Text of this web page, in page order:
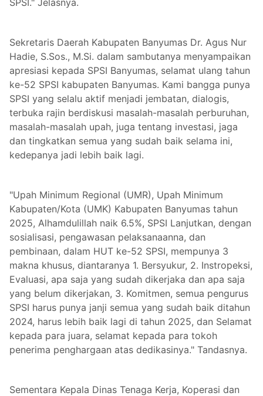
Sekretaris Daerah Kabupaten Banyumas Dr. Agus Nur
Hadie, S.Sos., M.Si. dalam sambutanya menyampaikan
apresiasi kepada SPSI Banyumas, selamat ulang tahun
ke-52 SPSI kabupaten Banyumas. Kami bangga punya
SPSI yang selalu aktif menjadi jembatan, dialogis,
terbuka rajin berdiskusi masalah-masalah perburuhan,
masalah-masalah upah, juga tentang investasi, jaga
dan tingkatkan semua yang sudah baik selama ini,
kedepanya jadi lebih baik lagi.
"Upah Minimum Regional (UMR), Upah Minimum
Kabupaten/Kota (UMK) Kabupaten Banyumas tahun
2025, Alhamdulillah naik 6.5%, SPSI Lanjutkan, dengan
sosialisasi, pengawasan pelaksanaanna, dan
pembinaan, dalam HUT ke-52 SPSI, mempunya 3
makna khusus, diantaranya 1. Bersyukur, 2. Instropeksi,
Evaluasi, apa saja yang sudah dikerjaka dan apa saja
yang belum dikerjakan, 3. Komitmen, semua pengurus
SPSI harus punya janji semua yang sudah baik ditahun
2024, harus lebih baik lagi di tahun 2025, dan Selamat
kepada para juara, selamat kepada para tokoh
penerima penghargaan atas dedikasinya." Tandasnya.
Sementara Kepala Dinas Tenaga Kerja, Koperasi dan